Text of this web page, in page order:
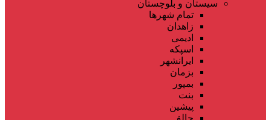
سیستان و بلوچستان
تمام شهر‌ها
زاهدان
ادیمی
اسپکه
ایرانشهر
بزمان
بمپور
بنت
پیشین
جالق